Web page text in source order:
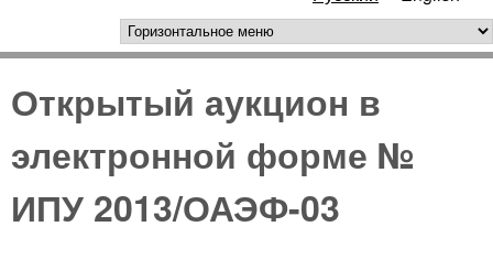
горизонтальное меню
Открытый аукцион в
электронной форме №
ИПУ 2013/ОАЭФ-03